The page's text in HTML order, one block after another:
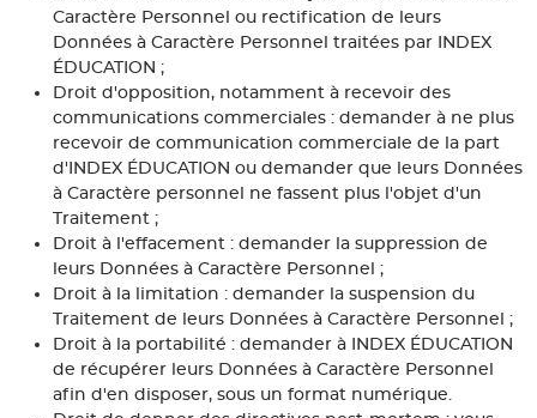
Caractère Personnel ou rectification de leurs
Données à Caractère Personnel traitées par INDEX
ÉDUCATION ;
Droit d'opposition, notamment à recevoir des
communications commerciales : demander à ne plus
recevoir de communication commerciale de la part
d'INDEX ÉDUCATION ou demander que leurs Données
à Caractère personnel ne fassent plus l'objet d'un
Traitement ;
Droit à l'effacement : demander la suppression de
leurs Données à Caractère Personnel ;
Droit à la limitation : demander la suspension du
Traitement de leurs Données à Caractère Personnel ;
Droit à la portabilité : demander à INDEX ÉDUCATION
de récupérer leurs Données à Caractère Personnel
afin d'en disposer, sous un format numérique.